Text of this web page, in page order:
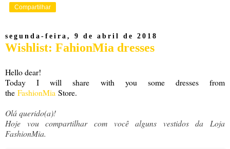
Compartilhar
segunda-feira, 9 de abril de 2018
Wishlist: FahionMia dresses
Hello dear!
Today I will share with you some dresses from
the FashionMia Store.
Olá querido(a)!
Hoje vou compartilhar com você alguns vestidos da Loja
FashionMia.